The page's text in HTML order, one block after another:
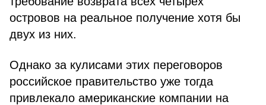
островов на реальное получение хотя бы
двух из них.
Однако за кулисами этих переговоров
российское правительство уже тогда
привлекало американские компании на